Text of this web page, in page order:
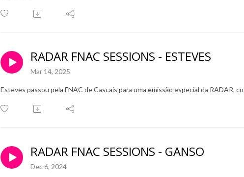
RADAR FNAC SESSIONS - ESTEVES
Mar 14, 2025
Esteves passou pela FNAC de Cascais para uma emissão especial da RADAR,
RADAR FNAC SESSIONS - GANSO
Dec 6, 2024